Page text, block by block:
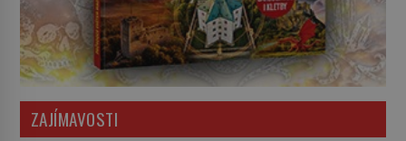
ZAJÍMAVOSTI